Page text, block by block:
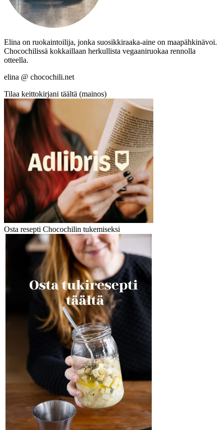
Elina on ruokaintoilija, jonka suosikkiraaka-aine on maapähkinävoi.
Chocochilissä kokkaillaan herkullista vegaaniruokaa rennolla
otteella.
elina @ chocochili.net
Tilaa keittokirjani täältä (mainos)
Osta resepti Chocochilin tukemiseksi